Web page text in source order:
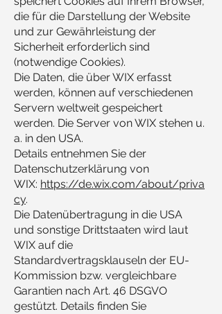
die für die Darstellung der Website
und zur Gewährleistung der
Sicherheit erforderlich sind
(notwendige Cookies).
Die Daten, die über WIX erfasst
werden, können auf verschiedenen
Servern weltweit gespeichert
werden. Die Server von WIX stehen u.
a. in den USA.
Details entnehmen Sie der
Datenschutzerklärung von
WIX: https://de.wix.com/about/priva
cy.
Die Datenübertragung in die USA
und sonstige Drittstaaten wird laut
WIX auf die
Standardvertragsklauseln der EU-
Kommission bzw. vergleichbare
Garantien nach Art. 46 DSGVO
gestützt. Details finden Sie